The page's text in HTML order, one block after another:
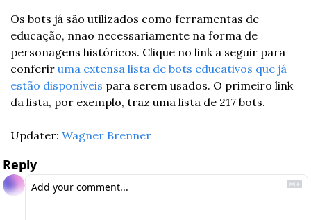
Os bots já são utilizados como ferramentas de
educação, nnao necessariamente na forma de
personagens históricos. Clique no link a seguir para
conferir uma extensa lista de bots educativos que já
estão disponíveis para serem usados. O primeiro link
da lista, por exemplo, traz uma lista de 217 bots.
Updater: Wagner Brenner
Reply